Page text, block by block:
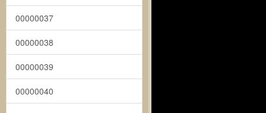
00000037
00000038
00000039
00000040